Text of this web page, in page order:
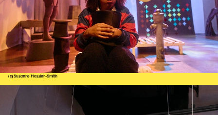
(c) Susanne Hassler-Smith